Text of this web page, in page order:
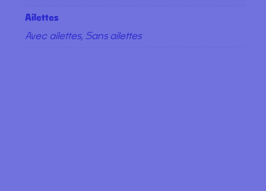
Ailettes
Avec ailettes, Sans ailettes